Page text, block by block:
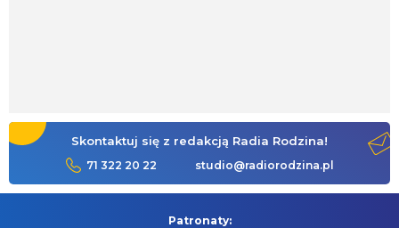
Skontaktuj się z redakcją Radia Rodzina!
71 322 20 22 studio@radiorodzina.pl
Patronaty: